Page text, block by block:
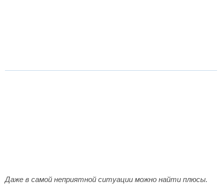
Даже в самой неприятной ситуации можно найти плюсы.